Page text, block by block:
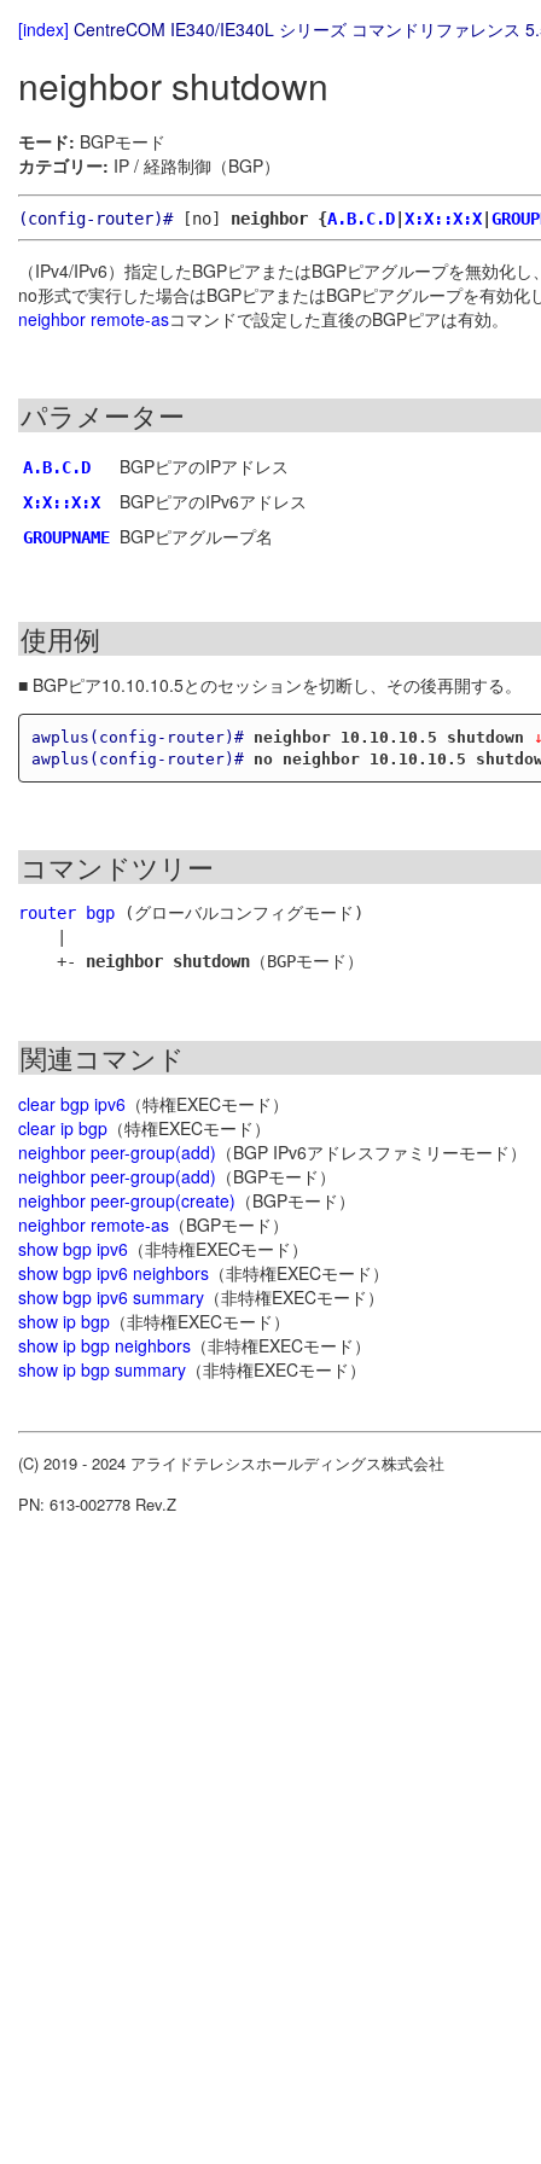
[index] CentreCOM IE340/IE340L シリーズ コマンドリファレンス
neighbor shutdown
モード: BGPモード
カテゴリー: IP / 経路制御（BGP）
(config-router)#[no] neighbor {A.B.C.D X:X::X:X
（IPv4/IPv6）指定したBGPピアまたはBGPピアグループを無効化
no形式で実行した場合はBGPピアまたはBGPピアグループを有効
neighbor remote-asコマンドで設定した直後のBGPピアは有効。
パラメーター
A.B.C.D BGPピアのIPアドレス
X:X::X:X BGPピアのIPv6アドレス
GROUPNAME BGPピアグループ名
使用例
■ BGPピア10.10.10.5とのセッションを切断し、その後再開する。
awplus(config-router)# neighbor 10.10.10.5 shutdown
awplus(config-router)#
no neighbor 10.10.10.5
コマンドツリー
router bgp (グローバルコンフィグモード)
    +-
neighbor shutdown
関連コマンド
clear bgp ipv6 （特権EXECモード）
clear ip bgp （特権EXECモード）
neighbor peer-group(add) （BGP IPv6アドレスファミリーモード）
neighbor peer-group(add) （BGPモード）
neighbor peer-group(create) （BGPモード）
neighbor remote-as （BGPモード）
show bgp ipv6 （非特権EXECモード）
show bgp ipv6 neighbors （非特権EXECモード）
show bgp ipv6 summary （非特権EXECモード）
show ip bgp （非特権EXECモード）
show ip bgp neighbors （非特権EXECモード）
show ip bgp summary （非特権EXECモード）
(C) 2019 - 2024 アライドテレシスホールディングス株式会社
PN: 613-002778 Rev.Z